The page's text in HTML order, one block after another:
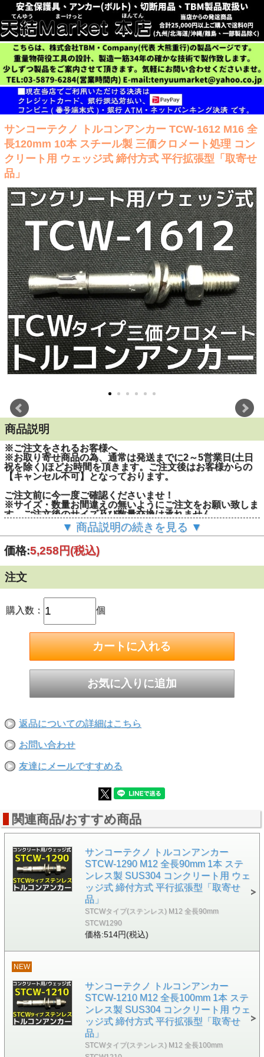
サンコーテクノ トルコンアンカー TCW-1612 M16 全
長120mm 10本 スチール製 三価クロメート処理 コン
クリート用 ウェッジ式 締付方式 平行拡張型「取寄せ
品」
商品説明
※ご注文をされるお客様へ
※お取り寄せ商品の為、通常は発送までに2～5営業日(土日
祝を除く)ほどお時間を頂きます。ご注文後はお客様からの
【キャンセル不可】となっております。
ご注文前に今一度ご確認くださいませ！
※サイズ・数量お間違えの無いようにご注文をお願い致しま
す。ご注文後のサイズ及び数量交換は承れません。
引張力に追従し、拡張部が開く「追従拡張機能」で安定した
強度を発揮
頭部刻印により、施工後でもアンカー全長の確認が可能
施工管理の目安となるラインマーク付
JCAA認証品とSHASE-S規格品(一部除く)に基づく主要寸法
■用途：
医療機器取付/通信架台取付/シラ材取付/プラント設備工事/機
■金属拡張アンカー
■ねじの呼び(外径D)：M16
■全長L：120mm
■本体長さL1：50mm
■最大取付物厚：15mm
■アンカー埋込長さl2：79mm以上
■アンカー有効埋込長さl1：64mm以上
■ナット二面幅s：24mm
■頭部刻印：2
▼ 商品説明の続きを見る ▼
価格:5,258円(税込)
注文
購入数： 個
返品についての詳細はこちら
お問い合わせ
友達にメールですすめる
関連商品/おすすめ商品
サンコーテクノ トルコンアンカー
STCW-1290 M12 全長90mm 1本 ステ
ンレス製 SUS304 コンクリート用 ウェ
ッジ式 締付方式 平行拡張型「取寄せ
品」
STCWタイプ(ステンレス) M12 全長90mm
STCW1290
価格:514円(税込)
NEW
サンコーテクノ トルコンアンカー
STCW-1210 M12 全長100mm 1本 ステ
ンレス製 SUS304 コンクリート用 ウェ
ッジ式 締付方式 平行拡張型「取寄せ
品」
STCWタイプ(ステンレス) M12 全長100mm